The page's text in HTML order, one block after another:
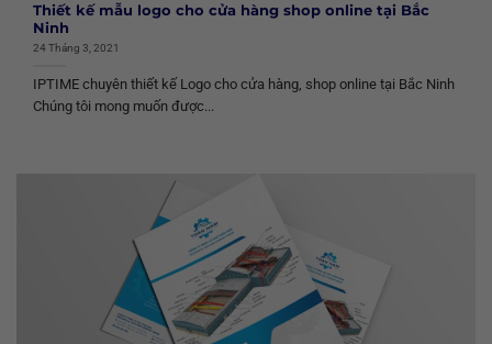
Thiết kế mẫu logo cho cửa hàng shop online tại Bắc
Ninh
24 Tháng 3, 2021
IPTIME chuyên thiết kế Logo cho cửa hàng, shop online tại Bắc Ninh
Chúng tôi mong muốn được...